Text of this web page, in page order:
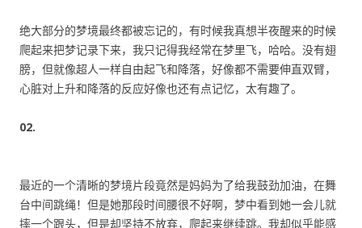
绝大部分的梦境最终都被忘记的，有时候我真想半夜醒来的时候
爬起来把梦记录下来，我只记得我经常在梦里飞，哈哈。没有翅
膀，但就像超人一样自由起飞和降落，好像都不需要伸直双臂，
心脏对上升和降落的反应好像也还有点记忆，太有趣了。
02.
最近的一个清晰的梦境片段竟然是妈妈为了给我鼓劲加油，在舞
台中间跳绳！但是她那段时间腰很不好啊，梦中看到她一会儿就
摔一个跟头，但是却坚持不放弃，爬起来继续跳。我却似乎能感